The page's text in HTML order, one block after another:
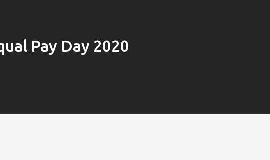
Pay Day 2020